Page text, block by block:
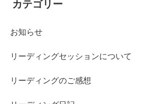
カテゴリー
お知らせ
リーディングセッションについて
リーディングのご感想